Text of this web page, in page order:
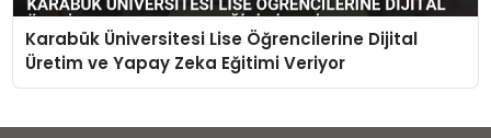
Karabük Üniversitesi Lise Öğrencilerine Dijital
Üretim ve Yapay Zeka Eğitimi Veriyor